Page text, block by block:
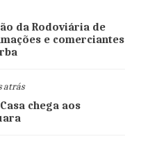
da Rodoviária de
e comerciantes
atrás
chega aos